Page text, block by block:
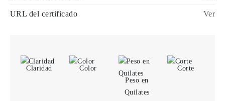
URL del certificado Ver
Claridad
Color
Peso en
Quilates
Corte